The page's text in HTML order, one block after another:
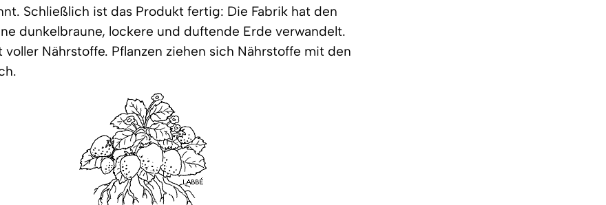
Schließlich ist das Produkt fertig: Die Fabrik hat den
dunkelbraune, lockere und duftende Erde verwandelt.
voller Nährstoffe. Pflanzen ziehen sich Nährstoffe mit den